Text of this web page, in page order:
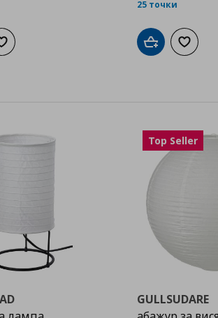
в кошницата
Добави към списъка с любими
25 точки
Добави в
Top Seller
GULLSUDARE